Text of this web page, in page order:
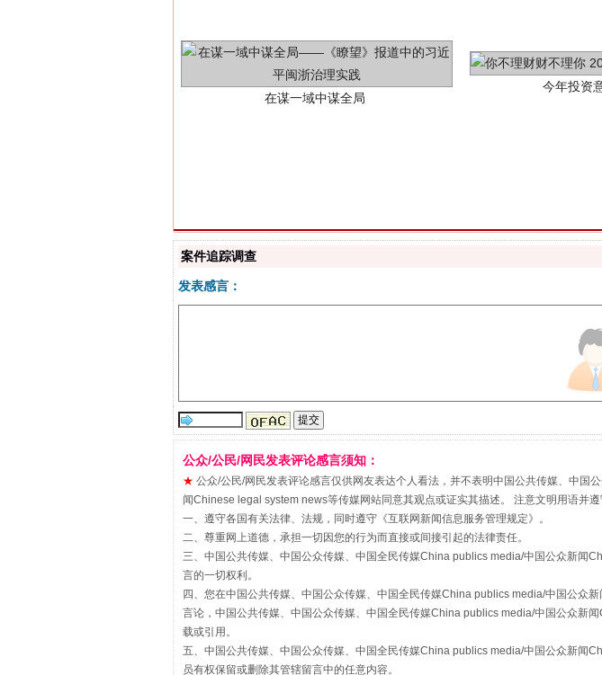
习近平的博鳌关键词
“刷贴”乱象丛生
生物安全
案件追踪调查
发表感言：
公众/公民/网民发表评论感言须知：
★ 公众/公民/网民发表评论感言仅供网友表达个人看法，并不表明中国公共传媒、中
闻Chinese legal system news等传媒网站同意其观点或证实其描述。 注意文明用语并遵
一、遵守各国有关法律、法规，同时遵守《互联网新闻信息服务管理规定》。
二、尊重网上道德，承担一切因您的行为而直接或间接引起的法律责任。
三、中国公共传媒、中国公众传媒、中国全民传媒China publics media/中国公众新闻
言的一切权利。
四、您在中国公共传媒、中国公众传媒、中国全民传媒China publics media/中国公
言论，中国公共传媒、中国公众传媒、中国全民传媒China publics media/中国公众新
载或引用。
五、中国公共传媒、中国公众传媒、中国全民传媒China publics media/中国公众新闻
员有权保留或删除其管辖留言中的任意内容。